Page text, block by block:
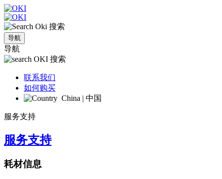
搜索
导航
导航
搜索
联系我们
如何购买
China | 中国
服务支持
服务支持
耗材信息